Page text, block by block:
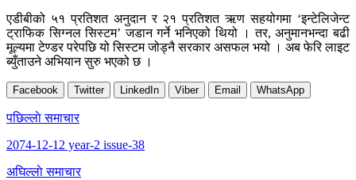
एडीबीको ५१ प्रतिशत अनुदान र २१ प्रतिशत ऋण सहयोगमा ‘इन्टेलिजेन्ट
ट्राफिक सिग्नल सिस्टम’ जडान गर्ने भनिएको थियो । तर, अनुमानभन्दा बढी
मूल्यमा टेण्डर परेपछि यो सिस्टम जोड्नै सरकार असफल भयो । अब फेरि लाइट
ब्युँताउने अभियान सुरु भएको छ ।
Facebook Twitter LinkedIn Viber Email WhatsApp
Post
navigation
पछिल्लाे समाचार
2074-12-12 year-2 issue-38
अघिल्लाे समाचार